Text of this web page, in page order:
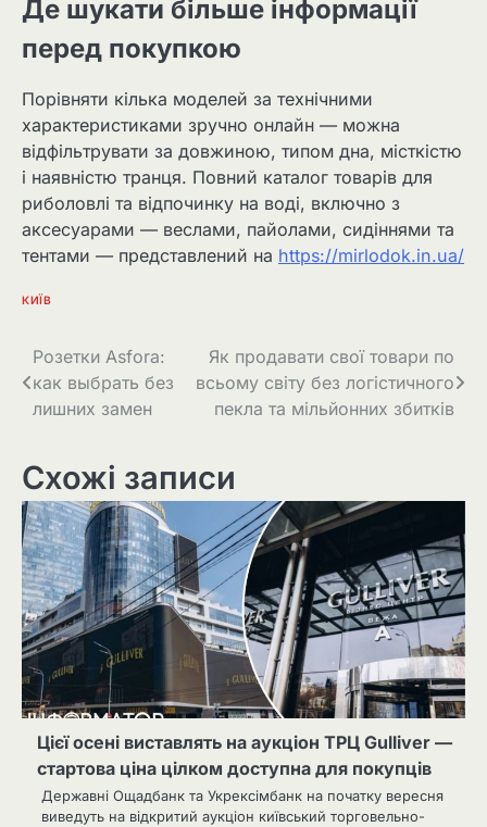
Де шукати більше інформації
перед покупкою
Порівняти кілька моделей за технічними
характеристиками зручно онлайн — можна
відфільтрувати за довжиною, типом дна, місткістю
і наявністю транця. Повний каталог товарів для
риболовлі та відпочинку на воді, включно з
аксесуарами — веслами, пайолами, сидіннями та
тентами — представлений на https://mirlodok.in.ua/
КИЇВ
Навігація
записів
Розетки Asfora:
как выбрать без
лишних замен
Як продавати свої товари по
всьому світу без логістичного
пекла та мільйонних збитків
Схожі записи
Цієї осені виставлять на аукціон ТРЦ Gulliver —
стартова ціна цілком доступна для покупців
Державні Ощадбанк та Укрексімбанк на початку вересня
виведуть на відкритий аукціон київський торговельно-